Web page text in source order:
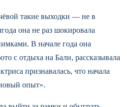
такие выходки — не в
она не раз шокировала
В начале года она
с отдыха на Бали, рассказывала
признавалась, что начала
опыт».